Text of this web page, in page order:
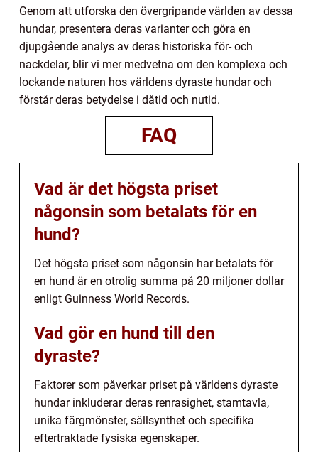
Genom att utforska den övergripande världen av dessa
hundar, presentera deras varianter och göra en
djupgående analys av deras historiska för- och
nackdelar, blir vi mer medvetna om den komplexa och
lockande naturen hos världens dyraste hundar och
förstår deras betydelse i dåtid och nutid.
FAQ
Vad är det högsta priset
någonsin som betalats för en
hund?
Det högsta priset som någonsin har betalats för
en hund är en otrolig summa på 20 miljoner dollar
enligt Guinness World Records.
Vad gör en hund till den
dyraste?
Faktorer som påverkar priset på världens dyraste
hundar inkluderar deras renrasighet, stamtavla,
unika färgmönster, sällsynthet och specifika
eftertraktade fysiska egenskaper.